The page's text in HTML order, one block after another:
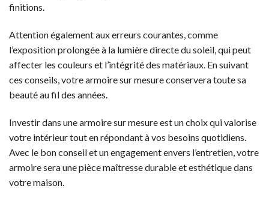
finitions.
Attention également aux erreurs courantes, comme
l’exposition prolongée à la lumière directe du soleil, qui peut
affecter les couleurs et l’intégrité des matériaux. En suivant
ces conseils, votre armoire sur mesure conservera toute sa
beauté au fil des années.
Investir dans une armoire sur mesure est un choix qui valorise
votre intérieur tout en répondant à vos besoins quotidiens.
Avec le bon conseil et un engagement envers l’entretien, votre
armoire sera une pièce maîtresse durable et esthétique dans
votre maison.